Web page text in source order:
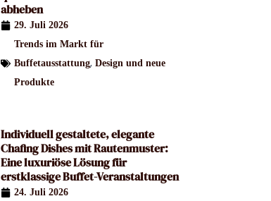
abheben
29. Juli 2026
Trends im Markt für
Buffetausstattung,Design und neue
Produkte
Individuell gestaltete, elegante
Chafing Dishes mit Rautenmuster:
Eine luxuriöse Lösung für
erstklassige Buffet-Veranstaltungen
24. Juli 2026